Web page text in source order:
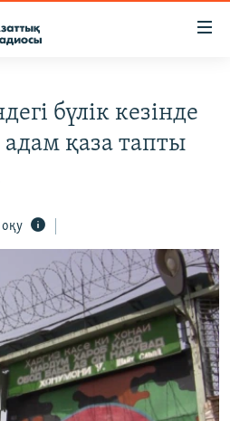
бүлік кезінде
қаза тапты
оқу